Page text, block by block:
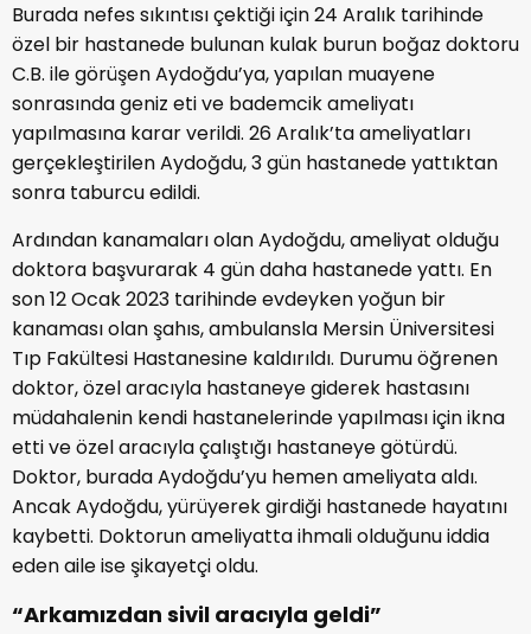
Burada nefes sıkıntısı çektiği için 24 Aralık tarihinde
özel bir hastanede bulunan kulak burun boğaz doktoru
C.B. ile görüşen Aydoğdu’ya, yapılan muayene
sonrasında geniz eti ve bademcik ameliyatı
yapılmasına karar verildi. 26 Aralık’ta ameliyatları
gerçekleştirilen Aydoğdu, 3 gün hastanede yattıktan
sonra taburcu edildi.
Ardından kanamaları olan Aydoğdu, ameliyat olduğu
doktora başvurarak 4 gün daha hastanede yattı. En
son 12 Ocak 2023 tarihinde evdeyken yoğun bir
kanaması olan şahıs, ambulansla Mersin Üniversitesi
Tıp Fakültesi Hastanesine kaldırıldı. Durumu öğrenen
doktor, özel aracıyla hastaneye giderek hastasını
müdahalenin kendi hastanelerinde yapılması için ikna
etti ve özel aracıyla çalıştığı hastaneye götürdü.
Doktor, burada Aydoğdu’yu hemen ameliyata aldı.
Ancak Aydoğdu, yürüyerek girdiği hastanede hayatını
kaybetti. Doktorun ameliyatta ihmali olduğunu iddia
eden aile ise şikayetçi oldu.
“Arkamızdan sivil aracıyla geldi”